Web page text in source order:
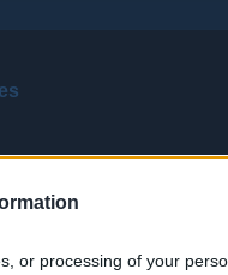
or processing of your